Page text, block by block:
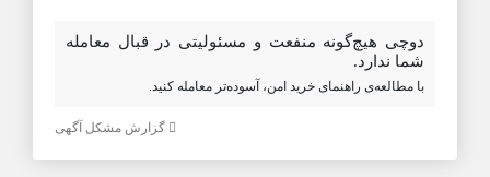
دوچی هیچ‌گونه منفعت و مسئولیتی در قبال معامله
شما ندارد.
با مطالعه‌ی راهنمای خرید امن، آسوده‌تر معامله کنید.
گزارش مشکل آگهی